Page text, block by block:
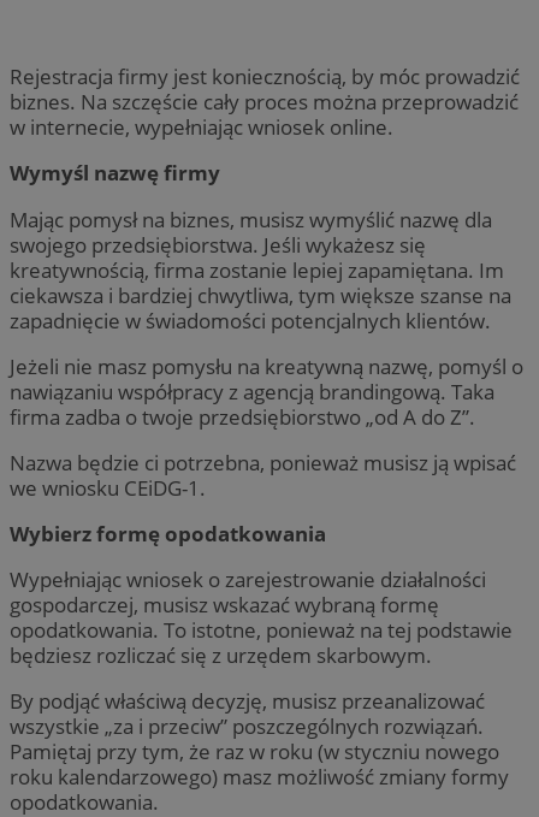
Rejestracja firmy jest koniecznością, by móc prowadzić
biznes. Na szczęście cały proces można przeprowadzić
w internecie, wypełniając wniosek online.
Wymyśl nazwę firmy
Mając pomysł na biznes, musisz wymyślić nazwę dla
swojego przedsiębiorstwa. Jeśli wykażesz się
kreatywnością, firma zostanie lepiej zapamiętana. Im
ciekawsza i bardziej chwytliwa, tym większe szanse na
zapadnięcie w świadomości potencjalnych klientów.
Jeżeli nie masz pomysłu na kreatywną nazwę, pomyśl o
nawiązaniu współpracy z agencją brandingową. Taka
firma zadba o twoje przedsiębiorstwo „od A do Z”.
Nazwa będzie ci potrzebna, ponieważ musisz ją wpisać
we wniosku CEiDG-1.
Wybierz formę opodatkowania
Wypełniając wniosek o zarejestrowanie działalności
gospodarczej, musisz wskazać wybraną formę
opodatkowania. To istotne, ponieważ na tej podstawie
będziesz rozliczać się z urzędem skarbowym.
By podjąć właściwą decyzję, musisz przeanalizować
wszystkie „za i przeciw” poszczególnych rozwiązań.
Pamiętaj przy tym, że raz w roku (w styczniu nowego
roku kalendarzowego) masz możliwość zmiany formy
opodatkowania.